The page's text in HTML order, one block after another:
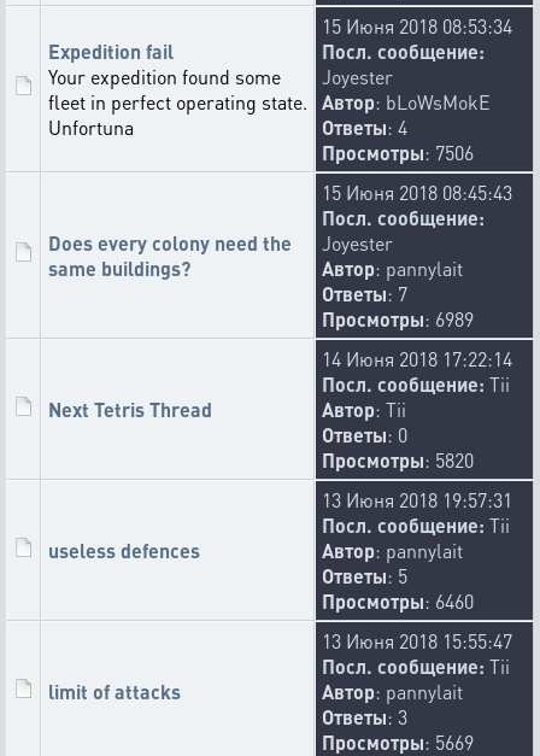
Expedition fail
Your expedition found some
fleet in perfect operating state.
Unfortuna
15 Июня 2018 08:53:34
Посл. сообщение:
Joyester
Автор: bLoWsMokE
Ответы: 4
Просмотры: 7506
Does every colony need the
same buildings?
15 Июня 2018 08:45:43
Посл. сообщение:
Joyester
Автор: pannylait
Ответы: 7
Просмотры: 6989
Next Tetris Thread
14 Июня 2018 17:22:14
Посл. сообщение: Tii
Автор: Tii
Ответы: 0
Просмотры: 5820
useless defences
13 Июня 2018 19:57:31
Посл. сообщение: Tii
Автор: pannylait
Ответы: 5
Просмотры: 6460
limit of attacks
13 Июня 2018 15:55:47
Посл. сообщение: Tii
Автор: pannylait
Ответы: 3
Просмотры: 5669